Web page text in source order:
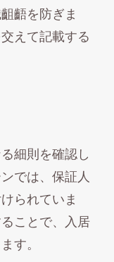
齬を防ぎま
えて記載する
細則を確認し
では、保証人
られていま
ことで、入居
す。